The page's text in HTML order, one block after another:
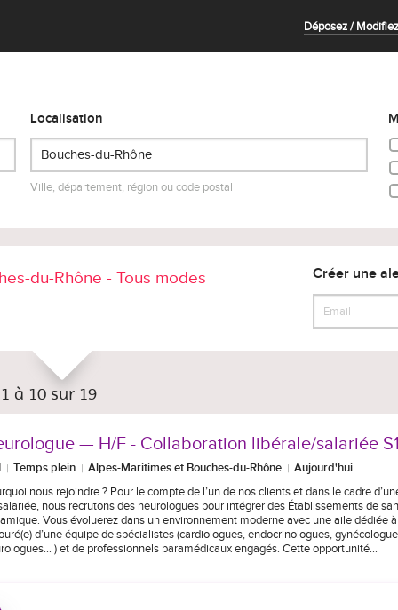
Déposez /
Localisation
Ville, département, région ou code postal
du-Rhône - Tous modes Créer une
à 10 sur 19
— H/F - Collaboration libérale/salariée
Temps plein Alpes-Maritimes et Bouches-du-Rhône
Aujourd'hui
nous rejoindre ? Pour le compte de l’un de nos clients et dans le cadre
nous recrutons des neurologues pour intégrer des Établissements de
Vous évoluerez dans un environnement moderne avec une aile dédiée
d’une équipe de spécialistes (cardiologues, endocrinologues,
) et de professionnels paramédicaux engagés. Cette opportunité…